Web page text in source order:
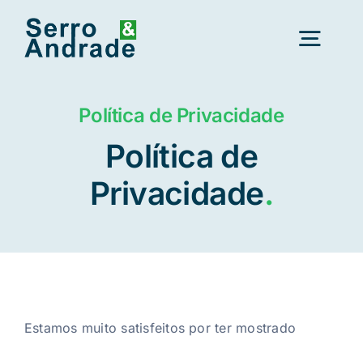
para
Início
Serviços
Política de Privacidade
Política de
Privacidade.
Estamos muito satisfeitos por ter mostrado